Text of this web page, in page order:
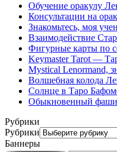
Обучение оракулу
Консультации на
Знакомьтесь, моя
Взаимодействие
Фигурные карты по
Keymaster Tarot —
Mystical Lenormand,
Волшебная колода
Солнце в Таро
Обыкновенный
Рубрики
Рубрики
Баннеры